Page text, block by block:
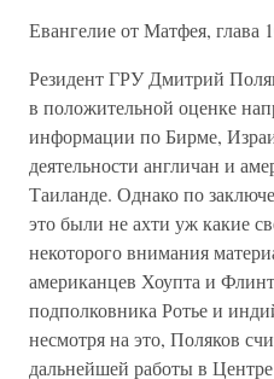
Евангелие от Матфея, глава
Резидент ГРУ Дмитрий
в положительной оценке
информации по Бирме,
деятельности англичан и
Таиланде. Однако по
это были не ахти уж какие
некоторого внимания
американцев Хоупта и
подполковника Ротье и
несмотря на это, Поляков
дальнейшей работы в